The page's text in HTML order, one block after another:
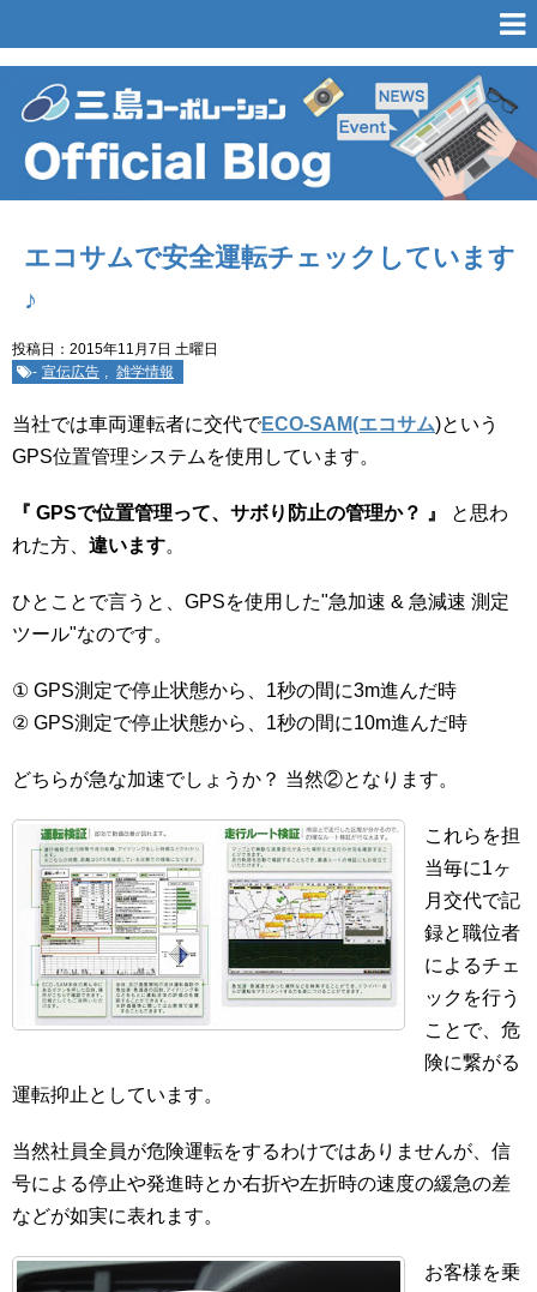
エコサムで安全運転チェックしています
♪
投稿日：2015年11月7日 土曜日
- 宣伝広告 雑学情報
当社では車両運転者に交代でECO-SAM(エコサム)という
GPS位置管理システムを使用しています。
『 GPSで位置管理って、サボり防止の管理か？ 』
と思わ
れた方、 違います。
ひとことで言うと、GPSを使用した"急加速 & 急減速 測定
ツール"なのです。
① GPS測定で停止状態から、1秒の間に3m進んだ時
② GPS測定で停止状態から、1秒の間に10m進んだ時
どちらが急な加速でしょうか？ 当然②となります。
これらを担
当毎に1ヶ
月交代で記
録と職位者
によるチェ
ックを行う
ことで、危
険に繋がる
運転抑止としています。
当然社員全員が危険運転をするわけではありませんが、信
号による停止や発進時とか右折や左折時の速度の緩急の差
などが如実に表れます。
お客様を乗